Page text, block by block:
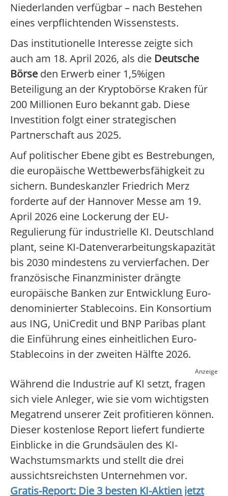
Niederlanden verfügbar – nach Bestehen
eines verpflichtenden Wissenstests.
Das institutionelle Interesse zeigte sich
auch am 18. April 2026, als die Deutsche
Börse den Erwerb einer 1,5%igen
Beteiligung an der Kryptobörse Kraken für
200 Millionen Euro bekannt gab. Diese
Investition folgt einer strategischen
Partnerschaft aus 2025.
Auf politischer Ebene gibt es Bestrebungen,
die europäische Wettbewerbsfähigkeit zu
sichern. Bundeskanzler Friedrich Merz
forderte auf der Hannover Messe am 19.
April 2026 eine Lockerung der EU-
Regulierung für industrielle KI. Deutschland
plant, seine KI-Datenverarbeitungskapazität
bis 2030 mindestens zu vervierfachen. Der
französische Finanzminister drängte
europäische Banken zur Entwicklung Euro-
denominierter Stablecoins. Ein Konsortium
aus ING, UniCredit und BNP Paribas plant
die Einführung eines einheitlichen Euro-
Stablecoins in der zweiten Hälfte 2026.
Anzeige
Während die Industrie auf KI setzt, fragen
sich viele Anleger, wie sie vom wichtigsten
Megatrend unserer Zeit profitieren können.
Dieser kostenlose Report liefert fundierte
Einblicke in die Grundsäulen des KI-
Wachstumsmarkts und stellt die drei
aussichtsreichsten Unternehmen vor.
Gratis-Report: Die 3 besten KI-Aktien jetzt